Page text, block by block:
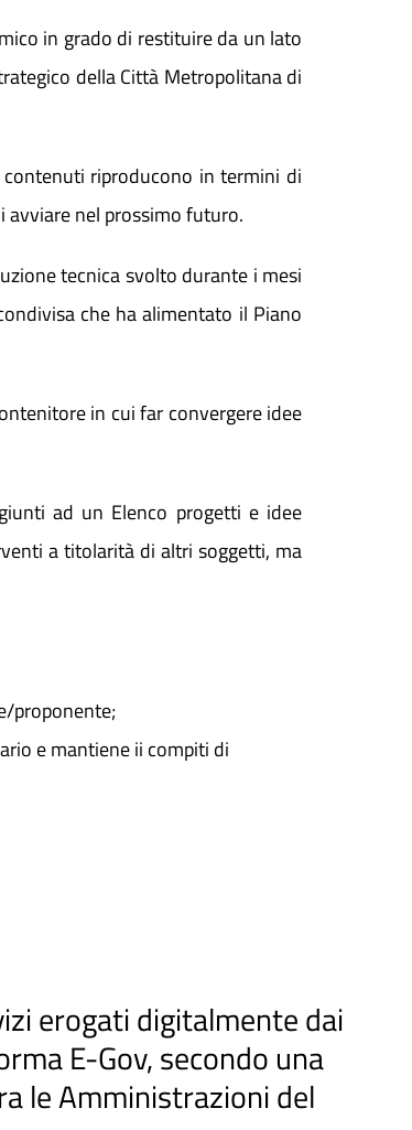
in grado di restituire da un lato
della Città Metropolitana di
riproducono in termini di
avviare nel prossimo futuro.
tecnica svolto durante i mesi
che ha alimentato il Piano
in cui far convergere idee
ad un Elenco progetti e idee
a titolarità di altri soggetti, ma
proponente;
e mantiene ii compiti di
erogati digitalmente dai
E-Gov, secondo una
le Amministrazioni del